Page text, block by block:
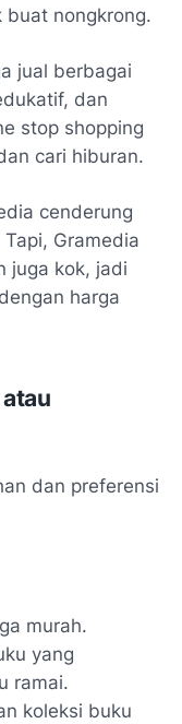
buat nongkrong.
jual berbagai
dan
stop shopping
cari hiburan.
cenderung
Gramedia
juga kok, jadi
harga
dan preferensi
murah.
yang
ramai.
koleksi buku